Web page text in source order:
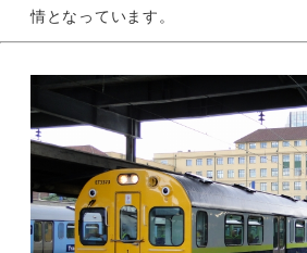
情となっています。